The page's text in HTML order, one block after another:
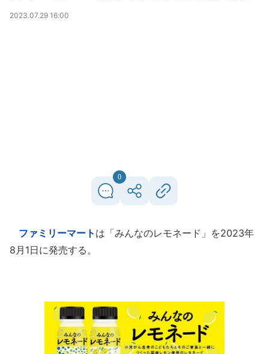
2023.07.29 16:00
0
ファミリーマート は「みんなのレモネード」を2023年
8月1日に発売する。